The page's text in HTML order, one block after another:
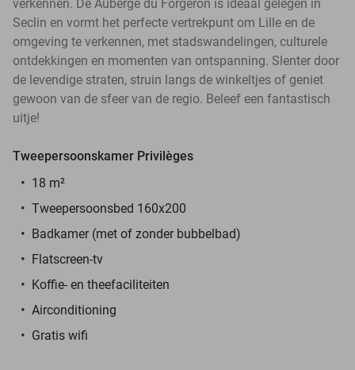
verkennen. De Auberge du Forgeron is ideaal gelegen in
Seclin en vormt het perfecte vertrekpunt om Lille en de
omgeving te verkennen, met stadswandelingen, culturele
ontdekkingen en momenten van ontspanning. Slenter door
de levendige straten, struin langs de winkeltjes of geniet
gewoon van de sfeer van de regio. Beleef een fantastisch
uitje!
Tweepersoonskamer Privilèges
18 m²
Tweepersoonsbed 160x200
Badkamer (met of zonder bubbelbad)
Flatscreen-tv
Koffie- en theefaciliteiten
Airconditioning
Gratis wifi